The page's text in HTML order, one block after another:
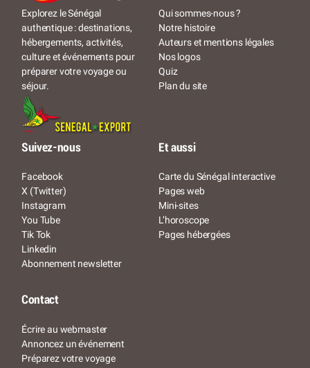
Explorez le Sénégal
authentique : destinations,
hébergements, activités,
culture et événements pour
préparer votre voyage ou
séjour.
Qui sommes-nous ?
Notre histoire
Auteurs et mentions légales
Nos logos
Quiz
Plan du site
Suivez-nous
Facebook
X (Twitter)
Instagram
You Tube
Tik Tok
Linkedin
Abonnement newsletter
Et aussi
Carte du Sénégal interactive
Pages web
Mini-sites
L’horoscope
Pages hébergées
Contact
Écrire au webmaster
Annoncez un événement
Préparez votre voyage